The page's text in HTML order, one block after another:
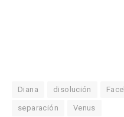
Diana disolución
separación Venus